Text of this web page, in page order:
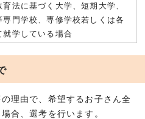
法に基づく大学、短期大学、
専門学校、専修学校若しくは各
就学している場合
理由で、希望するお子さん全
合、選考を行います。